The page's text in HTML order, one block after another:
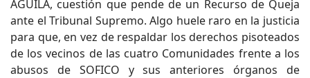
AGUILA, cuestión que pende de un Recurso de Queja
ante el Tribunal Supremo. Algo huele raro en la justicia
para que, en vez de respaldar los derechos pisoteados
de los vecinos de las cuatro Comunidades frente a los
abusos de SOFICO y sus anteriores órganos de